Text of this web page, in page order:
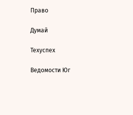
Право
Думай
Техуспех
Ведомости Юг